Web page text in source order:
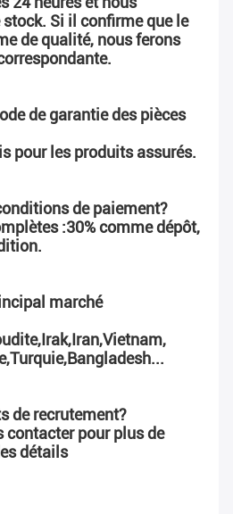
Si il confirme que le
de qualité, nous ferons
de garantie des pièces
pour les produits assurés.
de paiement?
:30% comme dépôt,
marché
de recrutement?
contacter pour plus de
détails